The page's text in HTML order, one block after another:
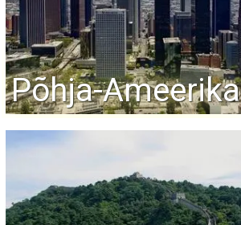
Põhja-Ameerika